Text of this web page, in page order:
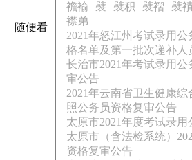
随便看
襜褕
襞 襞积 襞褶 襞襀
襟弟
2021年怒江州考试录用
格名单及第一批次递补人
长治市2021年考试录用
审公告
2021年云南省卫生健康
照公务员资格复审公告
太原市2021年度考试录
太原市（含法检系统）
资格复审公告